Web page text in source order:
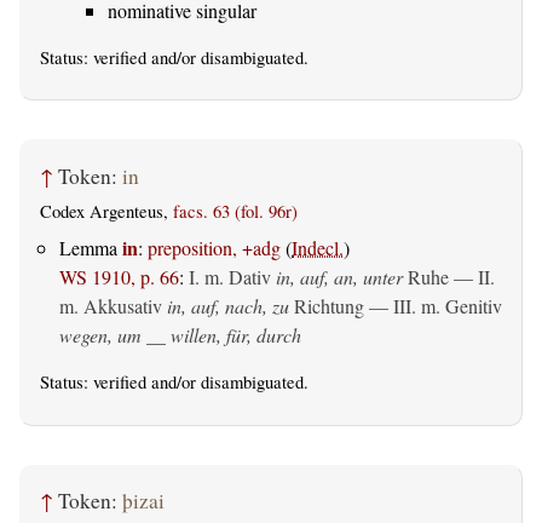
nominative singular
Status: verified and/or disambiguated.
↑ Token: in
Codex Argenteus, facs. 63 (fol. 96r)
Lemmain: preposition, +adg(Indecl.)
WS 1910, p. 66: I. m. Dativ in, auf, an, unterRuhe — II.
m. Akkusativ in, auf, nach, zuRichtung — III. m. Genitiv
wegen, um __ willen, für, durch
Status: verified and/or disambiguated.
↑ Token: þizai